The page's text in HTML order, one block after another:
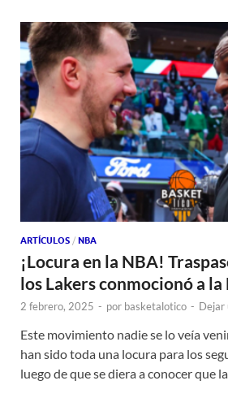
ARTÍCULOS / NBA
¡Locura en la NBA!
los Lakers conmocionó a la
2 febrero, 2025 - por basketalotico - Dejar
Este movimiento nadie se lo veía
han sido toda una locura para los
luego de que se diera a conocer que